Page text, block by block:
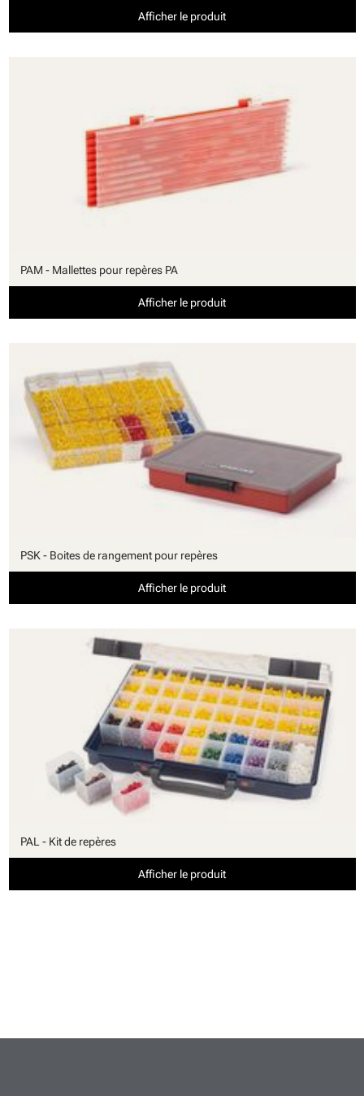
Afficher le produit
PAM - Mallettes pour repères PA
Afficher le produit
PSK - Boites de rangement pour repères
Afficher le produit
PAL - Kit de repères
Afficher le produit